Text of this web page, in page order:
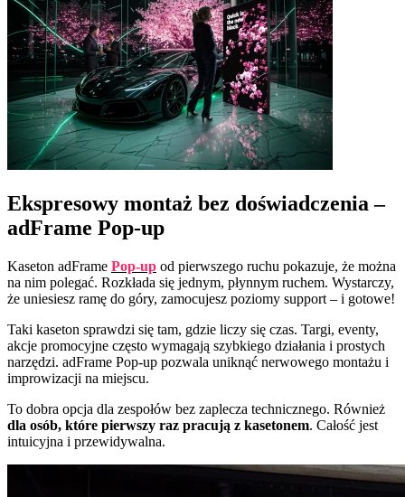
Ekspresowy montaż bez doświadczenia –
adFrame Pop-up
Kaseton adFrame Pop-up od pierwszego ruchu pokazuje, że można
na nim polegać. Rozkłada się jednym, płynnym ruchem. Wystarczy,
że uniesiesz ramę do góry, zamocujesz poziomy support – i gotowe!
Taki kaseton sprawdzi się tam, gdzie liczy się czas. Targi, eventy,
akcje promocyjne często wymagają szybkiego działania i prostych
narzędzi. adFrame Pop-up pozwala uniknąć nerwowego montażu i
improwizacji na miejscu.
To dobra opcja dla zespołów bez zaplecza technicznego. Również
dla osób, które pierwszy raz pracują z kasetonem. Całość jest
intuicyjna i przewidywalna.